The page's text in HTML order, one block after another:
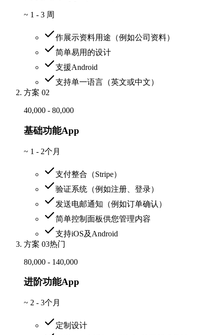
~ 1 - 3 周
作展示资料用途（例如公司资料）
简单易用的设计
支援Android
支持单一语言（英文或中文）
方案 02
40,000 - 80,000
基础功能App
~ 1 - 2个月
支付整合（Stripe）
验证系统（例如注册、登录）
发送电邮通知（例如订单确认）
简单控制面板供您管理内容
支持iOS及Android
方案 03热门
80,000 - 140,000
进阶功能App
~ 2 - 3个月
定制设计